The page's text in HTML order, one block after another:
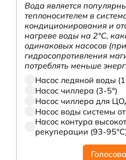
Вода является
теплоносителем в
кондиционирования и
нагреве воды на 2°С,
одинаковых насосов
гидросопротивления
потреблять меньше
Насос ледяной воды
Насос чиллера (3-5°)
Насос чиллера для
Насос воды системы
Насос контура
рекуперации (93-